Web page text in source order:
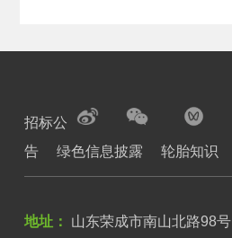
招标公
告
绿色信息披露 轮胎知识
地址： 山东荣成市南山北路98号